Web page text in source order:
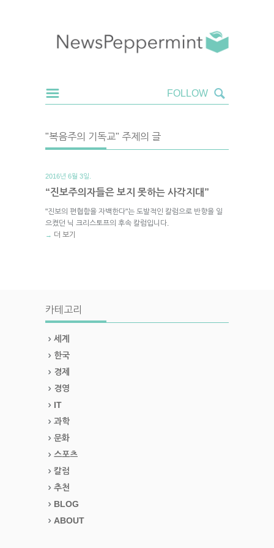
"복음주의 기독교" 주제의 글
2016년 6월 3일.
“진보주의자들은 보지 못하는 사각지대”
"진보의 편협함을 자백한다"는 도발적인 칼럼으로 반향을 일
으켰던 닉 크리스토프의 후속 칼럼입니다.
→ 더 보기
카테고리
세계
한국
경제
경영
IT
과학
문화
스포츠
칼럼
추천
BLOG
ABOUT